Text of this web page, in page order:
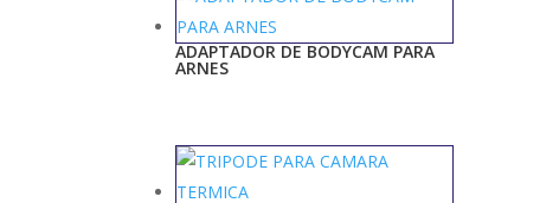
ADAPTADOR DE BODYCAM PARA
ARNES